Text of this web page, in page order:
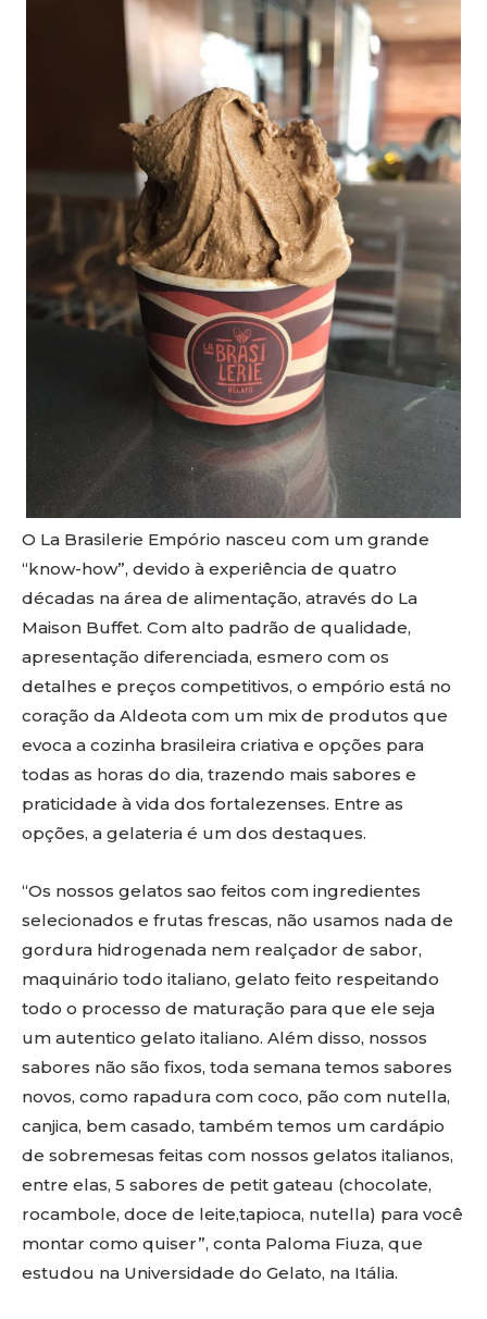
O La Brasilerie Empório nasceu com um grande
“know-how”, devido à experiência de quatro
décadas na área de alimentação, através do La
Maison Buffet. Com alto padrão de qualidade,
apresentação diferenciada, esmero com os
detalhes e preços competitivos, o empório está no
coração da Aldeota com um mix de produtos que
evoca a cozinha brasileira criativa e opções para
todas as horas do dia, trazendo mais sabores e
praticidade à vida dos fortalezenses. Entre as
opções, a gelateria é um dos destaques.
“Os nossos gelatos sao feitos com ingredientes
selecionados e frutas frescas, não usamos nada de
gordura hidrogenada nem realçador de sabor,
maquinário todo italiano, gelato feito respeitando
todo o processo de maturação para que ele seja
um autentico gelato italiano. Além disso, nossos
sabores não são fixos, toda semana temos sabores
novos, como rapadura com coco, pão com nutella,
canjica, bem casado, também temos um cardápio
de sobremesas feitas com nossos gelatos italianos,
entre elas, 5 sabores de petit gateau (chocolate,
rocambole, doce de leite,tapioca, nutella) para você
montar como quiser”, conta Paloma Fiuza, que
estudou na Universidade do Gelato, na Itália.